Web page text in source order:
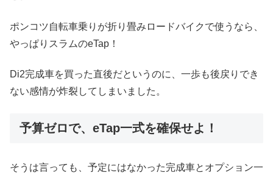
ポンコツ自転車乗りが折り畳みロードバイクで使うなら、
やっぱりスラムのeTap！
Di2完成車を買った直後だというのに、一歩も後戻りでき
ない感情が炸裂してしまいました。
予算ゼロで、eTap一式を確保せよ！
そうは言っても、予定にはなかった完成車とオプション一